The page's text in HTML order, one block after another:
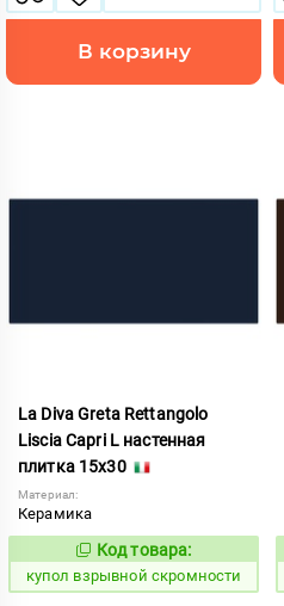
В корзину
La Diva Greta Rettangolo
Liscia Capri L настенная
плитка 15x30
Материал:
Керамика
845593
Код товара:
купол взрывной скромности